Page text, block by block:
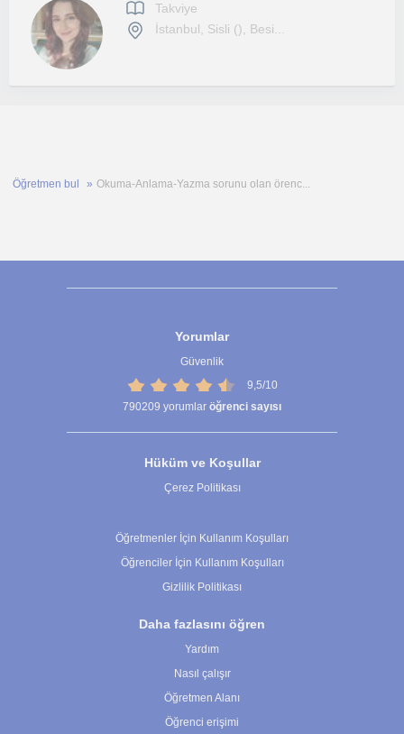
Takviye
İstanbul, Sisli (), Besi...
Öğretmen bul Okuma-Anlama-Yazma sorunu olan örenc...
Yorumlar
Güvenlik
9,5/10
790209 yorumlar öğrenci sayısı
Hüküm ve Koşullar
Çerez Politikası
Öğretmenler İçin Kullanım Koşulları
Öğrenciler İçin Kullanım Koşulları
Gizlilik Politikası
Daha fazlasını öğren
Yardım
Nasıl çalışır
Öğretmen Alanı
Öğrenci erişimi